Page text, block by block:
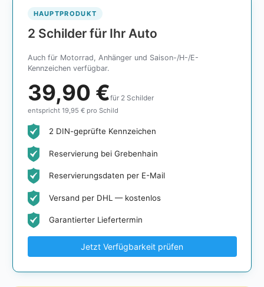
HAUPTPRODUKT
2 Schilder für Ihr Auto
Auch für Motorrad, Anhänger und Saison-/H-/E-
Kennzeichen verfügbar.
39,90 €für 2 Schilder
entspricht 19,95 € pro Schild
2 DIN-geprüfte Kennzeichen
Reservierung bei Grebenhain
Reservierungsdaten per E-Mail
Versand per DHL — kostenlos
Garantierter Liefertermin
Jetzt Verfügbarkeit prüfen